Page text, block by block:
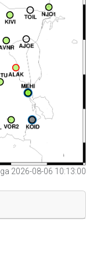
2026-08-06 10:13:00